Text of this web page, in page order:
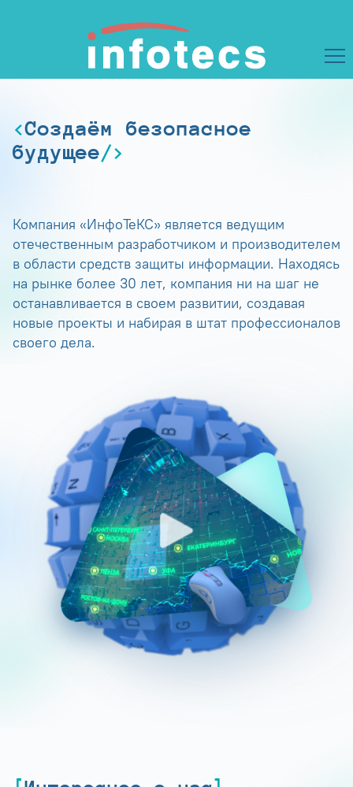
Создаём безопасное
будущее
Компания «ИнфоТеКС» является ведущим
отечественным разработчиком и производителем
в области средств защиты информации. Находясь
на рынке более 30 лет, компания ни на шаг не
останавливается в своем развитии, создавая
новые проекты и набирая в штат профессионалов
своего дела.